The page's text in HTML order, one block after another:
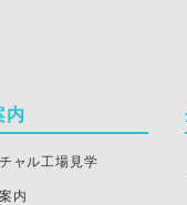
内
ャル工場見学
内